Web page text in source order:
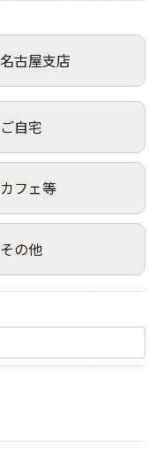
名古屋支店
ご自宅
カフェ等
その他